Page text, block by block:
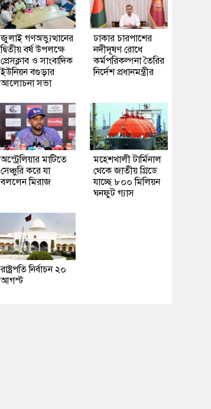
জুলাই গণঅভ্যুত্থানের
দ্বিতীয় বর্ষ উপলক্ষে
প্রেসক্লাব ও সাংবাদিক
ইউনিয়ন বগুড়ার
আলোচনা সভা
ঢাকার চারপাশের
নদীদূষণ রোধে
কর্মপরিকল্পনা তৈরির
নির্দেশ প্রধানমন্ত্রীর
অস্ট্রেলিয়ার মাটিতে
সেঞ্চুরি করে যা
বললেন মিরাজ
মহেশখালী টার্মিনাল
থেকে জাতীয় গ্রিডে
যাচ্ছে ৮০০ মিলিয়ন
ঘনফুট গ্যাস
রাষ্ট্রপতি নির্বাচন ২০
আগস্ট